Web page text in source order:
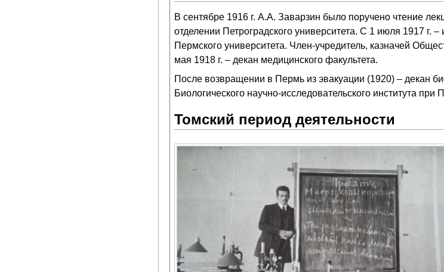
В сентябре 1916 г. А.А. Заварзин было поручено чтение
отделении Петроградского университета. С 1 июля 1917 г.
Пермского университета. Член-учредитель, казначей
мая 1918 г. – декан медицинского факультета.
После возвращении в Пермь из эвакуации (1920) – декан
Биологического научно-исследовательского института при
Томский период деятельности